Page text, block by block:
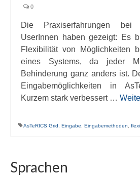
0
Die Praxiserfahrungen bei
UserInnen haben gezeigt: Es
Flexibilität von Möglichkeiten
eines Systems, da jeder
Behinderung ganz anders ist.
Eingabemöglichkeiten in
Kurzem stark verbessert …
AsTeRICS Grid Eingabe Eingabemethoden
Sprachen